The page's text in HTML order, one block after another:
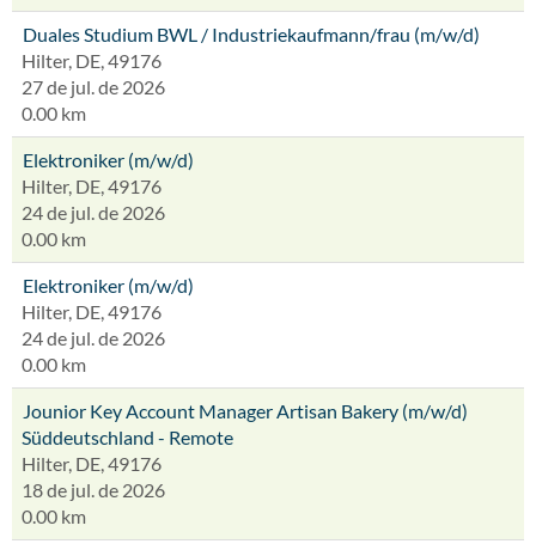
Duales Studium BWL / Industriekaufmann/frau (m/w/d)
Hilter, DE, 49176
27 de jul. de 2026
0.00 km
Elektroniker (m/w/d)
Hilter, DE, 49176
24 de jul. de 2026
0.00 km
Elektroniker (m/w/d)
Hilter, DE, 49176
24 de jul. de 2026
0.00 km
Jounior Key Account Manager Artisan Bakery (m/w/d)
Süddeutschland - Remote
Hilter, DE, 49176
18 de jul. de 2026
0.00 km